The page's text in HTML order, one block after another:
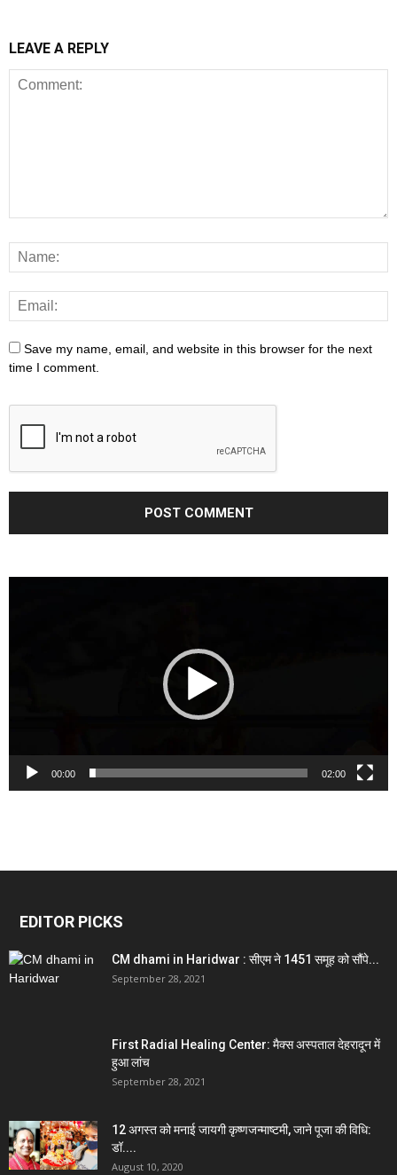
LEAVE A REPLY
Save my name, email, and website in this browser for the next
time I comment.
00:00 02:00
EDITOR PICKS
CM dhami in Haridwar : सीएम ने 1451 समूह को सौंपे...
September 28, 2021
First Radial Healing Center: मैक्स अस्पताल देहरादून में
हुआ लांच
September 28, 2021
12 अगस्त को मनाई जायगी कृष्णजन्माष्टमी, जाने पूजा की विधि:
डॉ....
August 10, 2020